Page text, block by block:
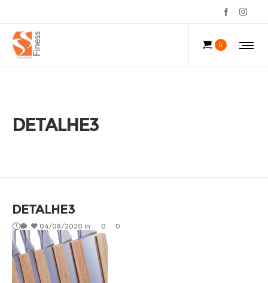
0
DETALHE3
DETALHE3
04/08/2020 in 0 0